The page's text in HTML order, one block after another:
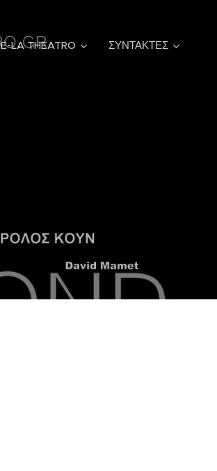
E-LA THEATRO ΣΥΝΤΑΚΤΕΣ